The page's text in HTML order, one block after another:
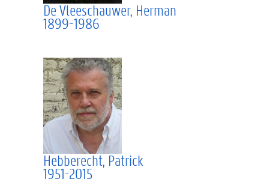
De Vleeschauwer, Herman
1899-1986
Hebberecht, Patrick
1951-2015